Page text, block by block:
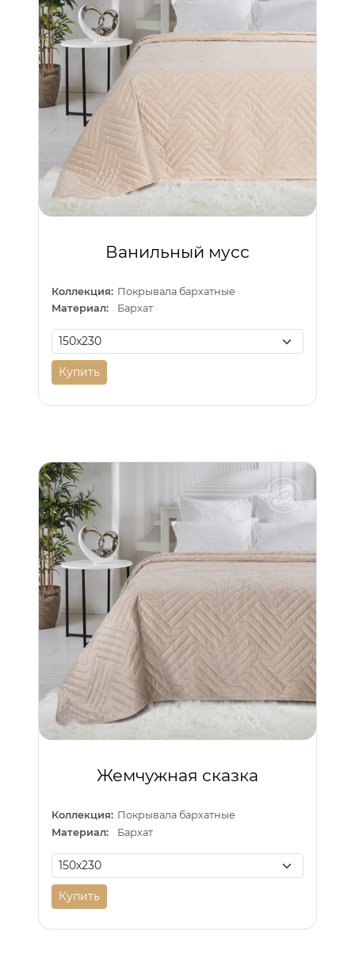
Ванильный мусс
Коллекция: Покрывала бархатные
Материал:
Бархат
Купить
Жемчужная сказка
Коллекция: Покрывала бархатные
Материал:
Бархат
Купить